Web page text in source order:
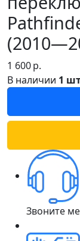
1 600р.
В наличии 1
Звоните